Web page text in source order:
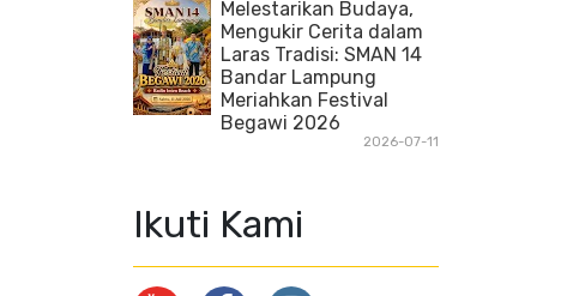
Melestarikan Budaya,
Mengukir Cerita dalam
Laras Tradisi: SMAN 14
Bandar Lampung
Meriahkan Festival
Begawi 2026
2026-07-11
Ikuti Kami